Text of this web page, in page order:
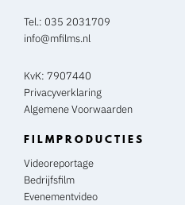
Tel.: 035 2031709
info@mfilms.nl
KvK: 7907440
Privacyverklaring
Algemene Voorwaarden
FILMPRODUCTIES
Videoreportage
Bedrijfsfilm
Evenementvideo